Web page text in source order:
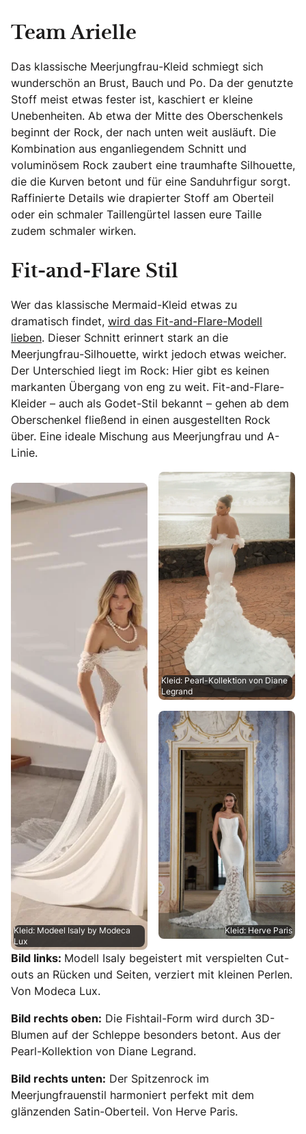
Team Arielle
Das klassische Meerjungfrau-Kleid schmiegt sich
wunderschön an Brust, Bauch und Po. Da der genutzte
Stoff meist etwas fester ist, kaschiert er kleine
Unebenheiten. Ab etwa der Mitte des Oberschenkels
beginnt der Rock, der nach unten weit ausläuft. Die
Kombination aus enganliegendem Schnitt und
voluminösem Rock zaubert eine traumhafte Silhouette,
die die Kurven betont und für eine Sanduhrfigur sorgt.
Raffinierte Details wie drapierter Stoff am Oberteil
oder ein schmaler Taillengürtel lassen eure Taille
zudem schmaler wirken.
Fit-and-Flare Stil
Wer das klassische Mermaid-Kleid etwas zu
dramatisch findet, wird das Fit-and-Flare-Modell
lieben. Dieser Schnitt erinnert stark an die
Meerjungfrau-Silhouette, wirkt jedoch etwas weicher.
Der Unterschied liegt im Rock: Hier gibt es keinen
markanten Übergang von eng zu weit. Fit-and-Flare-
Kleider – auch als Godet-Stil bekannt – gehen ab dem
Oberschenkel fließend in einen ausgestellten Rock
über. Eine ideale Mischung aus Meerjungfrau und A-
Linie.
Kleid: Modeel Isaly by Modeca
Lux
Kleid: Pearl-Kollektion von Diane
Legrand
Kleid: Herve Paris
Bild links: Modell Isaly begeistert mit verspielten Cut-
outs an Rücken und Seiten, verziert mit kleinen Perlen.
Von Modeca Lux.
Bild rechts oben: Die Fishtail-Form wird durch 3D-
Blumen auf der Schleppe besonders betont. Aus der
Pearl-Kollektion von Diane Legrand.
Bild rechts unten: Der Spitzenrock im
Meerjungfrauenstil harmoniert perfekt mit dem
glänzenden Satin-Oberteil. Von Herve Paris.